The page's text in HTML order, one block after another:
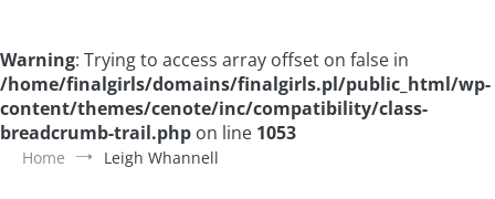
Warning: Trying to access array offset on false in
/home/finalgirls/domains/finalgirls.pl/public_html/wp-
content/themes/cenote/inc/compatibility/class-
breadcrumb-trail.php on line 1053
Home Leigh Whannell